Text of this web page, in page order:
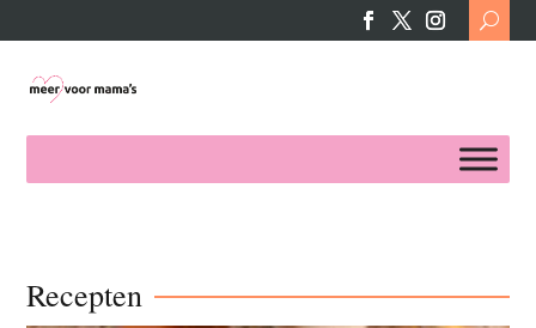
Search
for:
Recepten